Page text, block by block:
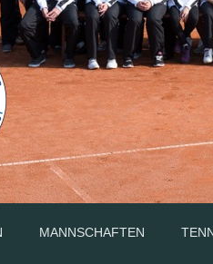
MANNSCHAFTEN